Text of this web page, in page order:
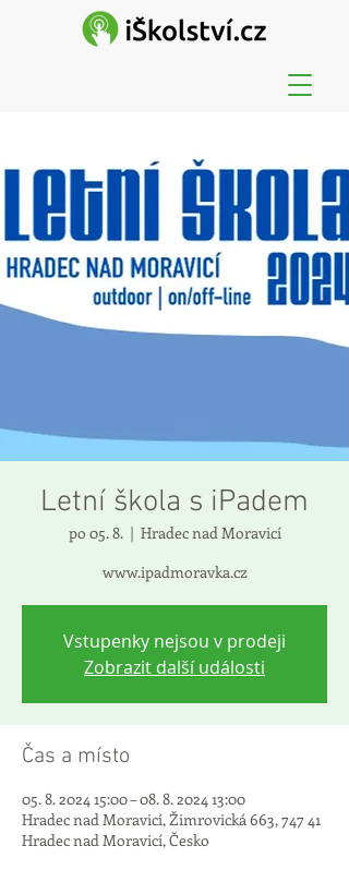
Letní škola s iPadem
po 05. 8.
  |
Hradec nad Moravicí
www.ipadmoravka.cz
Vstupenky nejsou v prodeji
Zobrazit další události
Čas a místo
05. 8. 2024 15:00 – 08. 8. 2024 13:00
Hradec nad Moravicí, Žimrovická 663, 747 41
Hradec nad Moravicí, Česko